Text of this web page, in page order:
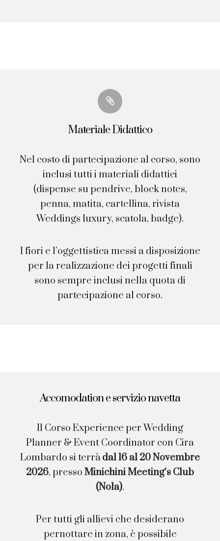
Materiale Didattico
Nel costo di partecipazione al corso, sono
inclusi tutti i materiali didattici
(dispense su pendrive, block notes,
penna, matita, cartellina, rivista
Weddings luxury, scatola, badge).
I fiori e l’oggettistica messi a disposizione
per la realizzazione dei progetti finali
sono sempre inclusi nella quota di
partecipazione al corso.
Accomodation e servizio navetta
Il Corso Experience per Wedding
Planner & Event Coordinator con Cira
Lombardo si terràdal 16 al 20 Novembre
2026, presso Minichini Meeting’s Club
(Nola).
Per tutti gli allievi che desiderano
pernottare in zona, è possibile